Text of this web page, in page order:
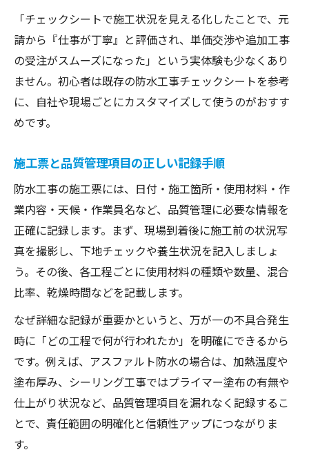
シーリング工事の記録が見積精度を高める
「チェックシートで施工状況を見える化したことで、元
請から『仕事が丁寧』と評価され、単価交渉や追加工事
の受注がスムーズになった」という実体験も少なくあり
ません。初心者は既存の防水工事チェックシートを参考
に、自社や現場ごとにカスタマイズして使うのがおすす
めです。
施工票と品質管理項目の正しい記録手順
防水工事の施工票には、日付・施工箇所・使用材料・作
業内容・天候・作業員名など、品質管理に必要な情報を
正確に記録します。まず、現場到着後に施工前の状況写
真を撮影し、下地チェックや養生状況を記入しましょ
う。その後、各工程ごとに使用材料の種類や数量、混合
比率、乾燥時間などを記載します。
なぜ詳細な記録が重要かというと、万が一の不具合発生
時に「どの工程で何が行われたか」を明確にできるから
です。例えば、アスファルト防水の場合は、加熱温度や
塗布厚み、シーリング工事ではプライマー塗布の有無や
仕上がり状況など、品質管理項目を漏れなく記録するこ
とで、責任範囲の明確化と信頼性アップにつながりま
す。